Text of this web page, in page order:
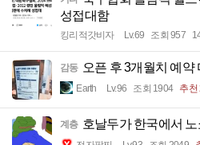
성접대함
킹리적갓비자 Lv.69 조회 957
감동 오픈 후 3개월치 예약
Earth Lv.96 조회 1904 추천
계층 호날두가 한국에서